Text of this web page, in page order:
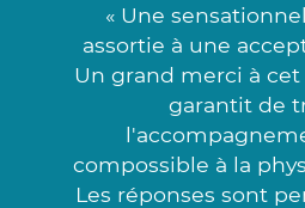
« Une
assortie à une
Un grand merci à
garantit de
compossible à la
Les réponses sont